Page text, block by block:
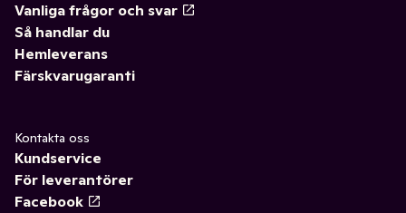
Vanliga frågor och svar
Så handlar du
Hemleverans
Färskvarugaranti
Kontakta oss
Kundservice
För leverantörer
Facebook